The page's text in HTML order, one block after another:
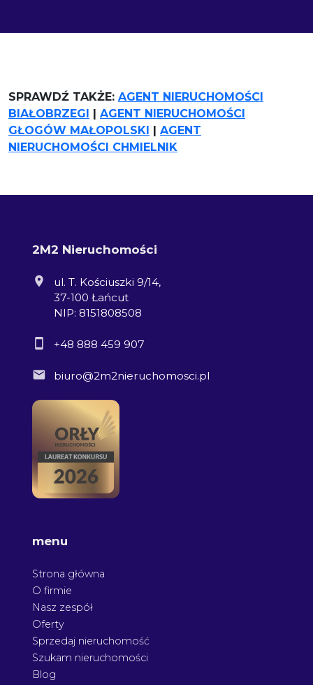
SPRAWDŹ TAKŻE: AGENT NIERUCHOMOŚCI
BIAŁOBRZEGI
AGENT NIERUCHOMOŚCI
GŁOGÓW MAŁOPOLSKI
AGENT
NIERUCHOMOŚCI CHMIELNIK
2M2 Nieruchomości
ul. T. Kościuszki 9/14,
37-100 Łańcut
NIP: 8151808508
+48 888 459 907
biuro@2m2nieruchomosci.pl
menu
Strona główna
O firmie
Nasz zespół
Oferty
Sprzedaj nieruchomość
Szukam nieruchomości
Blog